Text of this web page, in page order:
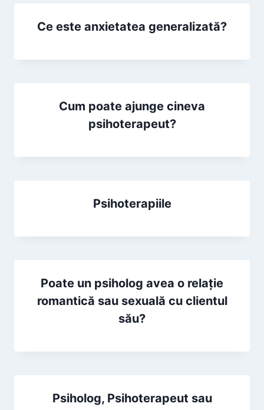
Ce este anxietatea generalizată?
Cum poate ajunge cineva
psihoterapeut?
Psihoterapiile
Poate un psiholog avea o relație
romantică sau sexuală cu clientul
său?
Psiholog, Psihoterapeut sau